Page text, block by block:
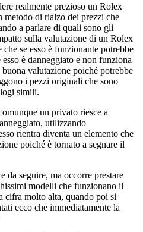
realmente prezioso un Rolex
metodo di rialzo dei prezzi che
a parlare di quali sono gli
sulla valutazione di un Rolex
se esso è funzionante potrebbe
è danneggiato e non funziona
valutazione poiché potrebbe
i pezzi originali che sono
simili.
un privato riesce a
utilizzando
rientra diventa un elemento che
poiché è tornato a segnare il
da seguire, ma occorre prestare
modelli che funzionano il
cifra molto alta, quando poi si
ecco che immediatamente la